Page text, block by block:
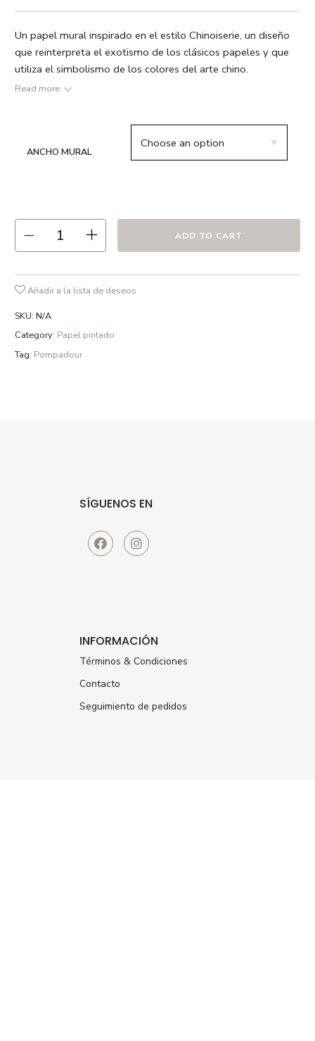
Un papel mural inspirado en el estilo Chinoiserie, un diseño
que reinterpreta el exotismo de los clásicos papeles y que
utiliza el simbolismo de los colores del arte chino.
● Rosa empolvado / amarillo / gama de verdes
● Se sirve en rollos de 61 cm de ancho
● Los murales encajan entre sí y se pueden colocar a
Read more
ANCHO MURAL
ADD TO CART
Añadir a la lista de deseos
SKU:N/A
Category: Papel pintado
Tag: Pompadour
SÍGUENOS EN
INFORMACIÓN
Términos & Condiciones
Contacto
Seguimiento de pedidos